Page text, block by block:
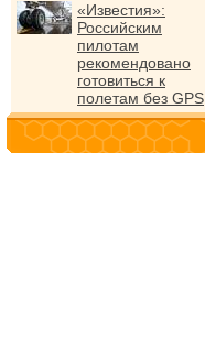
«Известия»:
Российским
пилотам
рекомендовано
готовиться к
полетам без GPS